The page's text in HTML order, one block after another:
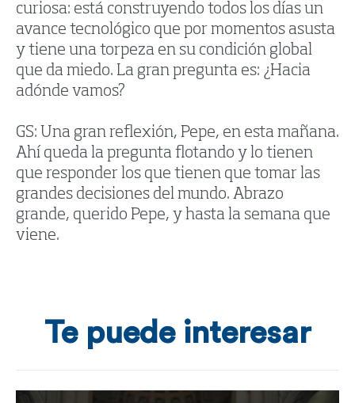
curiosa: está construyendo todos los días un
avance tecnológico que por momentos asusta
y tiene una torpeza en su condición global
que da miedo. La gran pregunta es: ¿Hacia
adónde vamos?
GS: Una gran reflexión, Pepe, en esta mañana.
Ahí queda la pregunta flotando y lo tienen
que responder los que tienen que tomar las
grandes decisiones del mundo. Abrazo
grande, querido Pepe, y hasta la semana que
viene.
Te puede interesar